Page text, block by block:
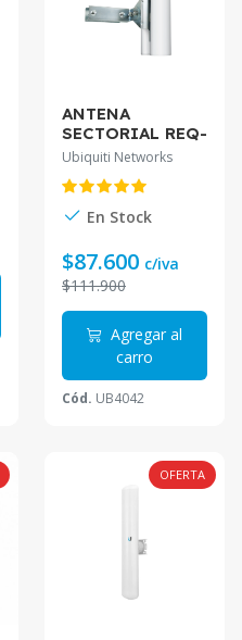
ANTENA
SECTORIAL REQ-
ROCK AM-5G17-
90. 17DBI 90º
5GHZ 2-RPSMA
2X2
Ubiquiti Networks
En Stock
$87.600 c/iva
$111.900
Agregar al
carro
Cód. UB4042
OFERTA